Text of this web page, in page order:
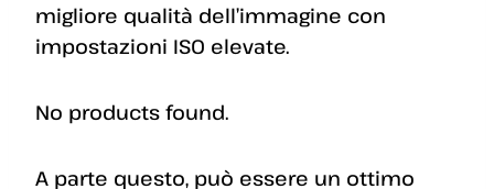
migliore qualità dell’immagine con
impostazioni ISO elevate.
No products found.
A parte questo, può essere un ottimo